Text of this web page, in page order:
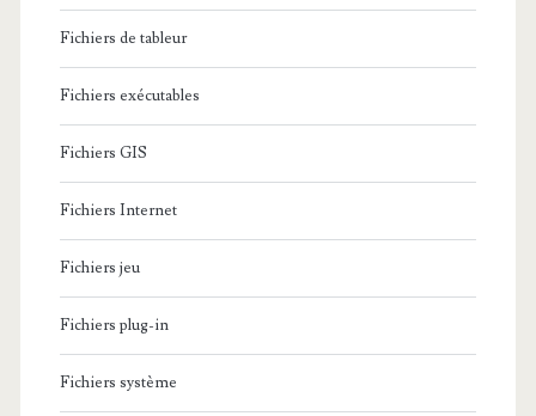
Fichiers de tableur
Fichiers exécutables
Fichiers GIS
Fichiers Internet
Fichiers jeu
Fichiers plug-in
Fichiers système